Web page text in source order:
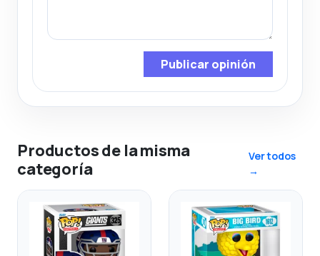
Publicar opinión
Productos de la misma
categoría
Ver todos
→